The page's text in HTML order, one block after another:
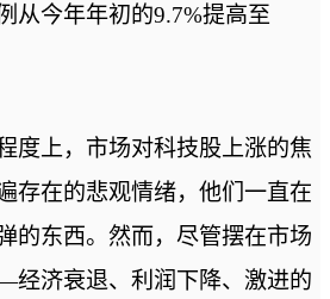
从今年年初的9.7%提高至
度上，市场对科技股上涨的焦
存在的悲观情绪，他们一直在
的东西。然而，尽管摆在市场
济衰退、利润下降、激进的